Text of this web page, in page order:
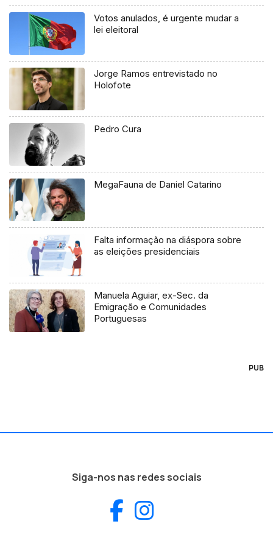
Votos anulados, é urgente mudar a
lei eleitoral
Jorge Ramos entrevistado no
Holofote
Pedro Cura
MegaFauna de Daniel Catarino
Falta informação na diáspora sobre
as eleições presidenciais
Manuela Aguiar, ex-Sec. da
Emigração e Comunidades
Portuguesas
PUB
Siga-nos nas redes sociais
Facebook